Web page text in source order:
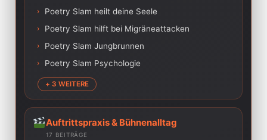
› Poetry Slam heilt deine Seele
› Poetry Slam hilft bei Migräneattacken
› Poetry Slam Jungbrunnen
› Poetry Slam Psychologie
+ 3 WEITERE
Auftrittspraxis & Bühnenalltag
17 BEITRÄGE